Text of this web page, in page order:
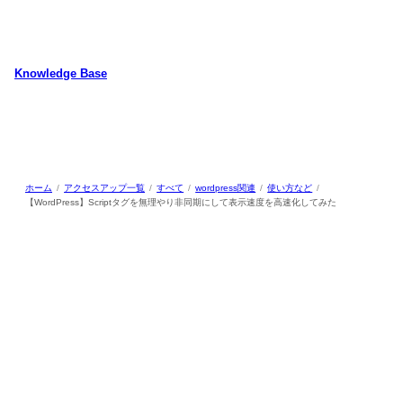
スKnowledge Base
ホーム アクセスアップ一覧 すべて wordpress関連
使い方など
【WordPress】Scriptタグを無理やり非同期にして表示速度を高速化してみた